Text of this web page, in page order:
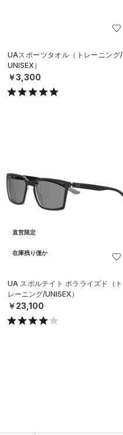
UAスポーツタオル（トレーニング/
UNISEX）
￥3,300
直営限定
在庫残り僅か
UA スポルテイト ポラライズド（ト
レーニング/UNISEX）
￥23,100